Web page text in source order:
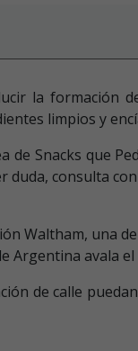
la formación
limpios y
de Snacks que
duda, consulta
Waltham, una
Argentina avala
de calle